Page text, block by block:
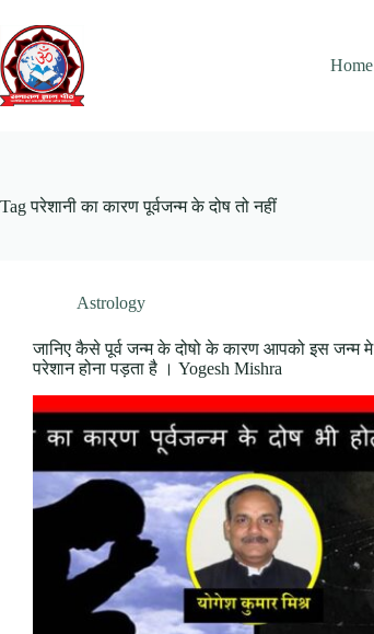
content
Home
Tagपरेशानी का कारण पूर्वजन्म के दोष तो नहीं
Astrology
जानिए कैसे पूर्व जन्म के दोषो के कारण आपको इस जन्म मे
परेशान होना पड़ता है । Yogesh Mishra